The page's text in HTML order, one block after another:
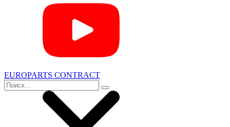
EUROPARTS CONTRACT